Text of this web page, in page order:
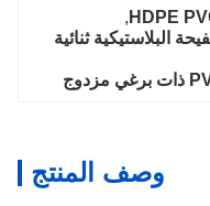
,
آلة بثق الصفيحة البلاستيكية ثنائية
وصف المنتج